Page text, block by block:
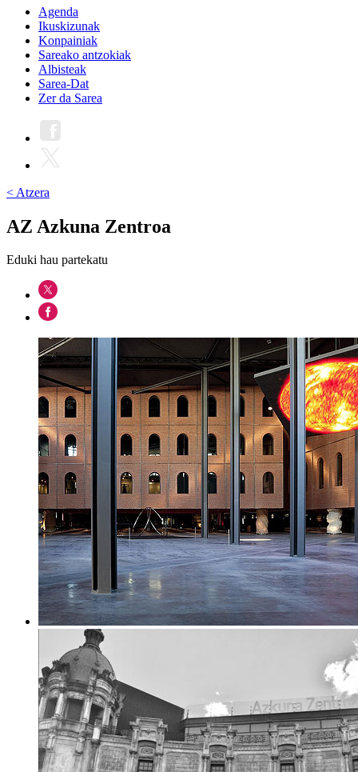
Agenda
Ikuskizunak
Konpainiak
Sareako antzokiak
Albisteak
Sarea-Dat
Zer da Sarea
< Atzera
AZ Azkuna Zentroa
Eduki hau partekatu